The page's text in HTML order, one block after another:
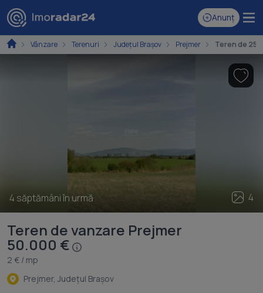
Anunț
Vânzare Terenuri Județul Brașov Prejmer Teren de
4 săptămâni în urmă 4
Teren de vanzare Prejmer
50.000 €
2 € / mp
Prejmer, Judeţul Braşov